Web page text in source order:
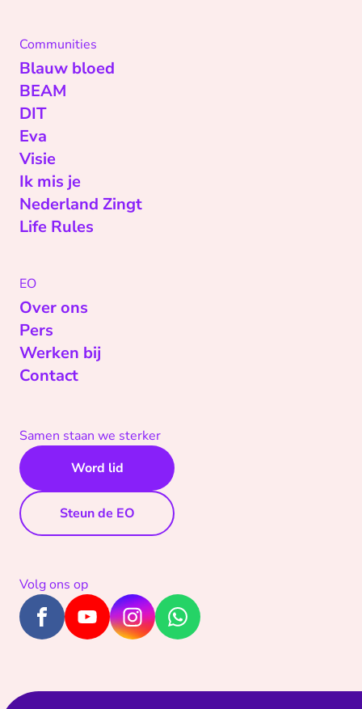
Communities
Blauw bloed
BEAM
DIT
Eva
Visie
Ik mis je
Nederland Zingt
Life Rules
EO
Over ons
Pers
Werken bij
Contact
Samen staan we sterker
Word lid
Steun de EO
Volg ons op